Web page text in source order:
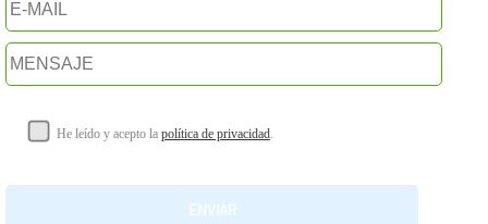
He leído y acepto la política de privacidad.